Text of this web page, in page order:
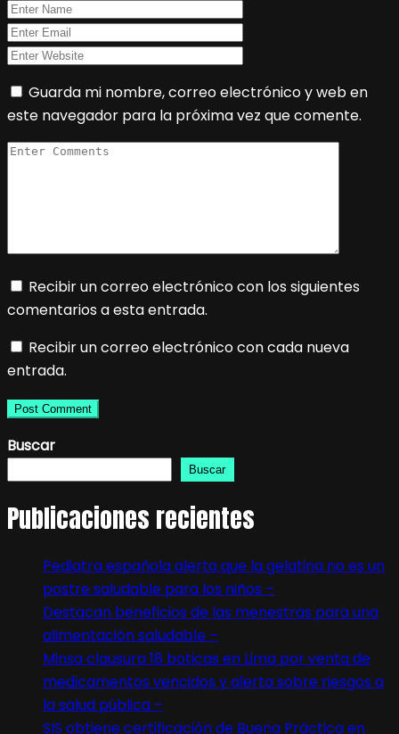
Guarda mi nombre, correo electrónico y web en
este navegador para la próxima vez que comente.
Recibir un correo electrónico con los siguientes
comentarios a esta entrada.
Recibir un correo electrónico con cada nueva
entrada.
Buscar
Buscar
Publicaciones recientes
Pediatra española alerta que la gelatina no es un
postre saludable para los niños –
Destacan beneficios de las menestras para una
alimentación saludable –
Minsa clausura 18 boticas en Lima por venta de
medicamentos vencidos y alerta sobre riesgos a
la salud pública –
SIS obtiene certificación de Buena Práctica en